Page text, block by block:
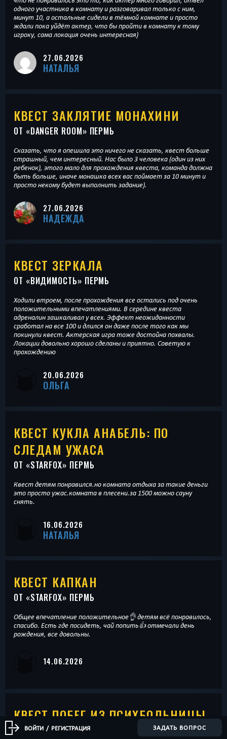
одного участника в комнату и разговаривал только с ним,
минут 10, а остальные сидели в тёмной комнате и просто
ждали пока уйдёт актер, что бы пройти в комнату к тому
игроку, сама локация очень интересная)
27.06.2026
НАТАЛЬЯ
КВЕСТ ЗАКЛЯТИЕ МОНАХИНИ
ОТ «DANGER ROOM» ПЕРМЬ
Сказать, что я опешила это ничего не сказать, квест больше
страшный, чем интересный. Нас было 3 человека (один из них
ребенок), этого мало для прохождения квеста, команда должна
быть больше, иначе монашка всех вас поймает за 10 минут и
просто некому будет выполнить задание).
27.06.2026
НАДЕЖДА
КВЕСТ ЗЕРКАЛА
ОТ «ВИДИМОСТЬ» ПЕРМЬ
Ходили втроем, после прохождения все остались под очень
положительными впечатлениями. В середине квеста
адреналин зашкаливал у всех. Эффект неожиданности
сработал на все 100 и длился он даже после того как мы
покинули квест. Актерская игра тоже достойна похвалы.
Локации довольно хорошо сделаны и приятно. Советую к
прохождению
20.06.2026
ОЛЬГА
КВЕСТ КУКЛА АНАБЕЛЬ: ПО
СЛЕДАМ УЖАСА
ОТ «STARFOX» ПЕРМЬ
Квест детям понравился.но комната отдыха за такие деньги
это просто ужас.комната в плесени.за 1500 можно сауну
снять.
16.06.2026
НАТАЛЬЯ
КВЕСТ КАПКАН
ОТ «STARFOX» ПЕРМЬ
Общее впечатление положительное👌 детям всё понравилось,
спасибо. Есть где посидеть, чай попить👍 отмечали день
рождения, все довольны.
14.06.2026
КВЕСТ ПОБЕГ ИЗ ПСИХБОЛЬНИЦЫ
ОТ «МЕСТОКВЕСТОВ» ПЕРМЬ
ВОЙТИ / РЕГИСТРАЦИЯ ЗАДАТЬ ВОПРОС